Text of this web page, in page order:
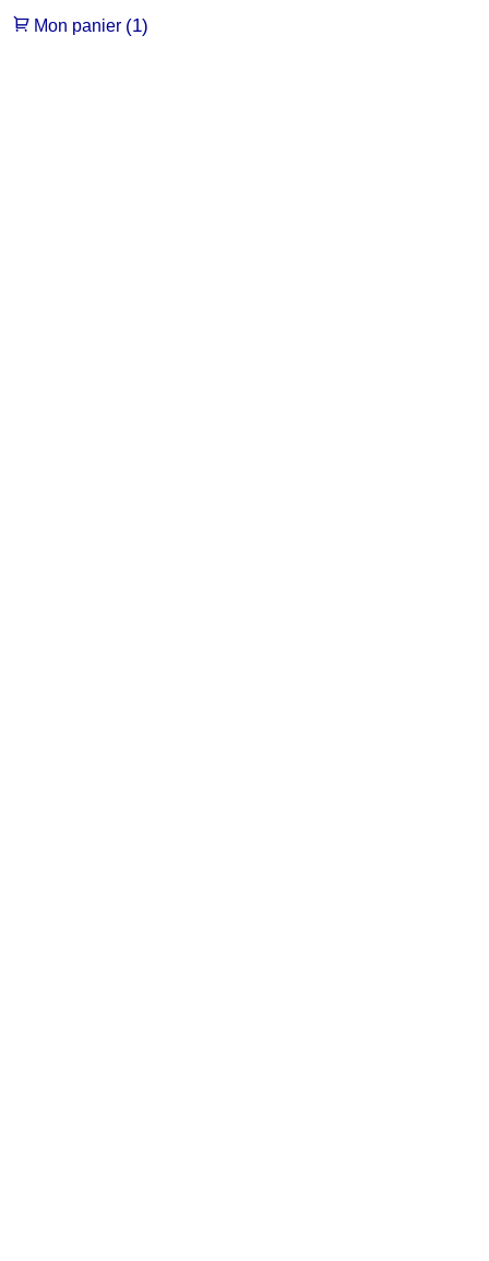
Mon panier (1)